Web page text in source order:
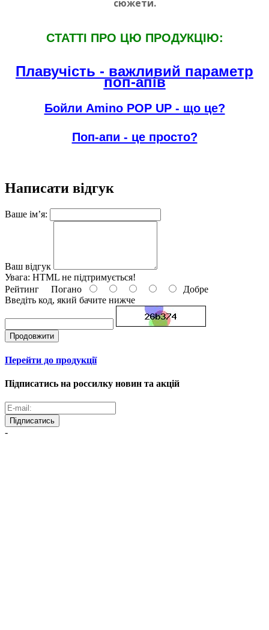
сюжети.
СТАТТI ПРО ЦЮ ПРОДУКЦIЮ:
Плавучiсть - важливий параметр
поп-апiв
Бойли Amino POP UP - що це?
Поп-апи - це просто?
Написати відгук
Ваше ім’я:
Ваш відгук
Увага: HTML не підтримується!
Рейтинг Погано
Добре
Введіть код, який бачите нижче
Продовжити
Перейти до продукції
Підписатись на россилку новин та акцій
Підписатись
-